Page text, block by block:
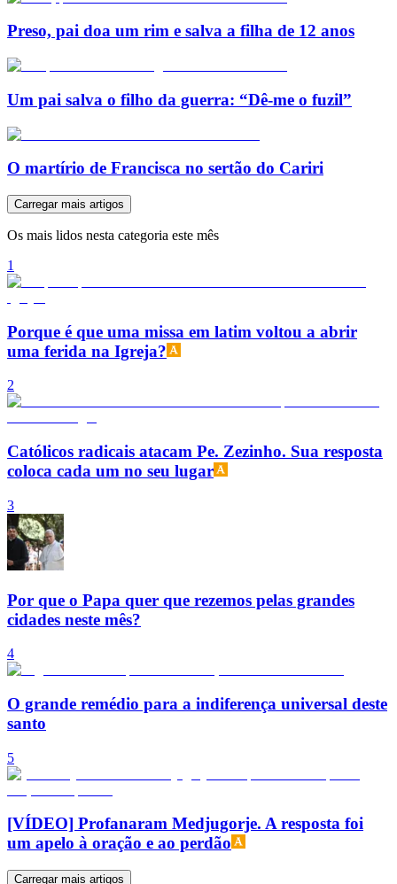
Preso, pai doa um rim e salva a filha de 12 anos
Um pai salva o filho da guerra: “Dê-me o fuzil”
O martírio de Francisca no sertão do Cariri
Carregar mais artigos
Os mais lidos nesta categoria este mês
1
Porque é que uma missa em latim voltou a abrir
uma ferida na Igreja?
2
Católicos radicais atacam Pe. Zezinho. Sua resposta
coloca cada um no seu lugar
3
Por que o Papa quer que rezemos pelas grandes
cidades neste mês?
4
O grande remédio para a indiferença universal deste
santo
5
[VÍDEO] Profanaram Medjugorje. A resposta foi
um apelo à oração e ao perdão
Carregar mais artigos